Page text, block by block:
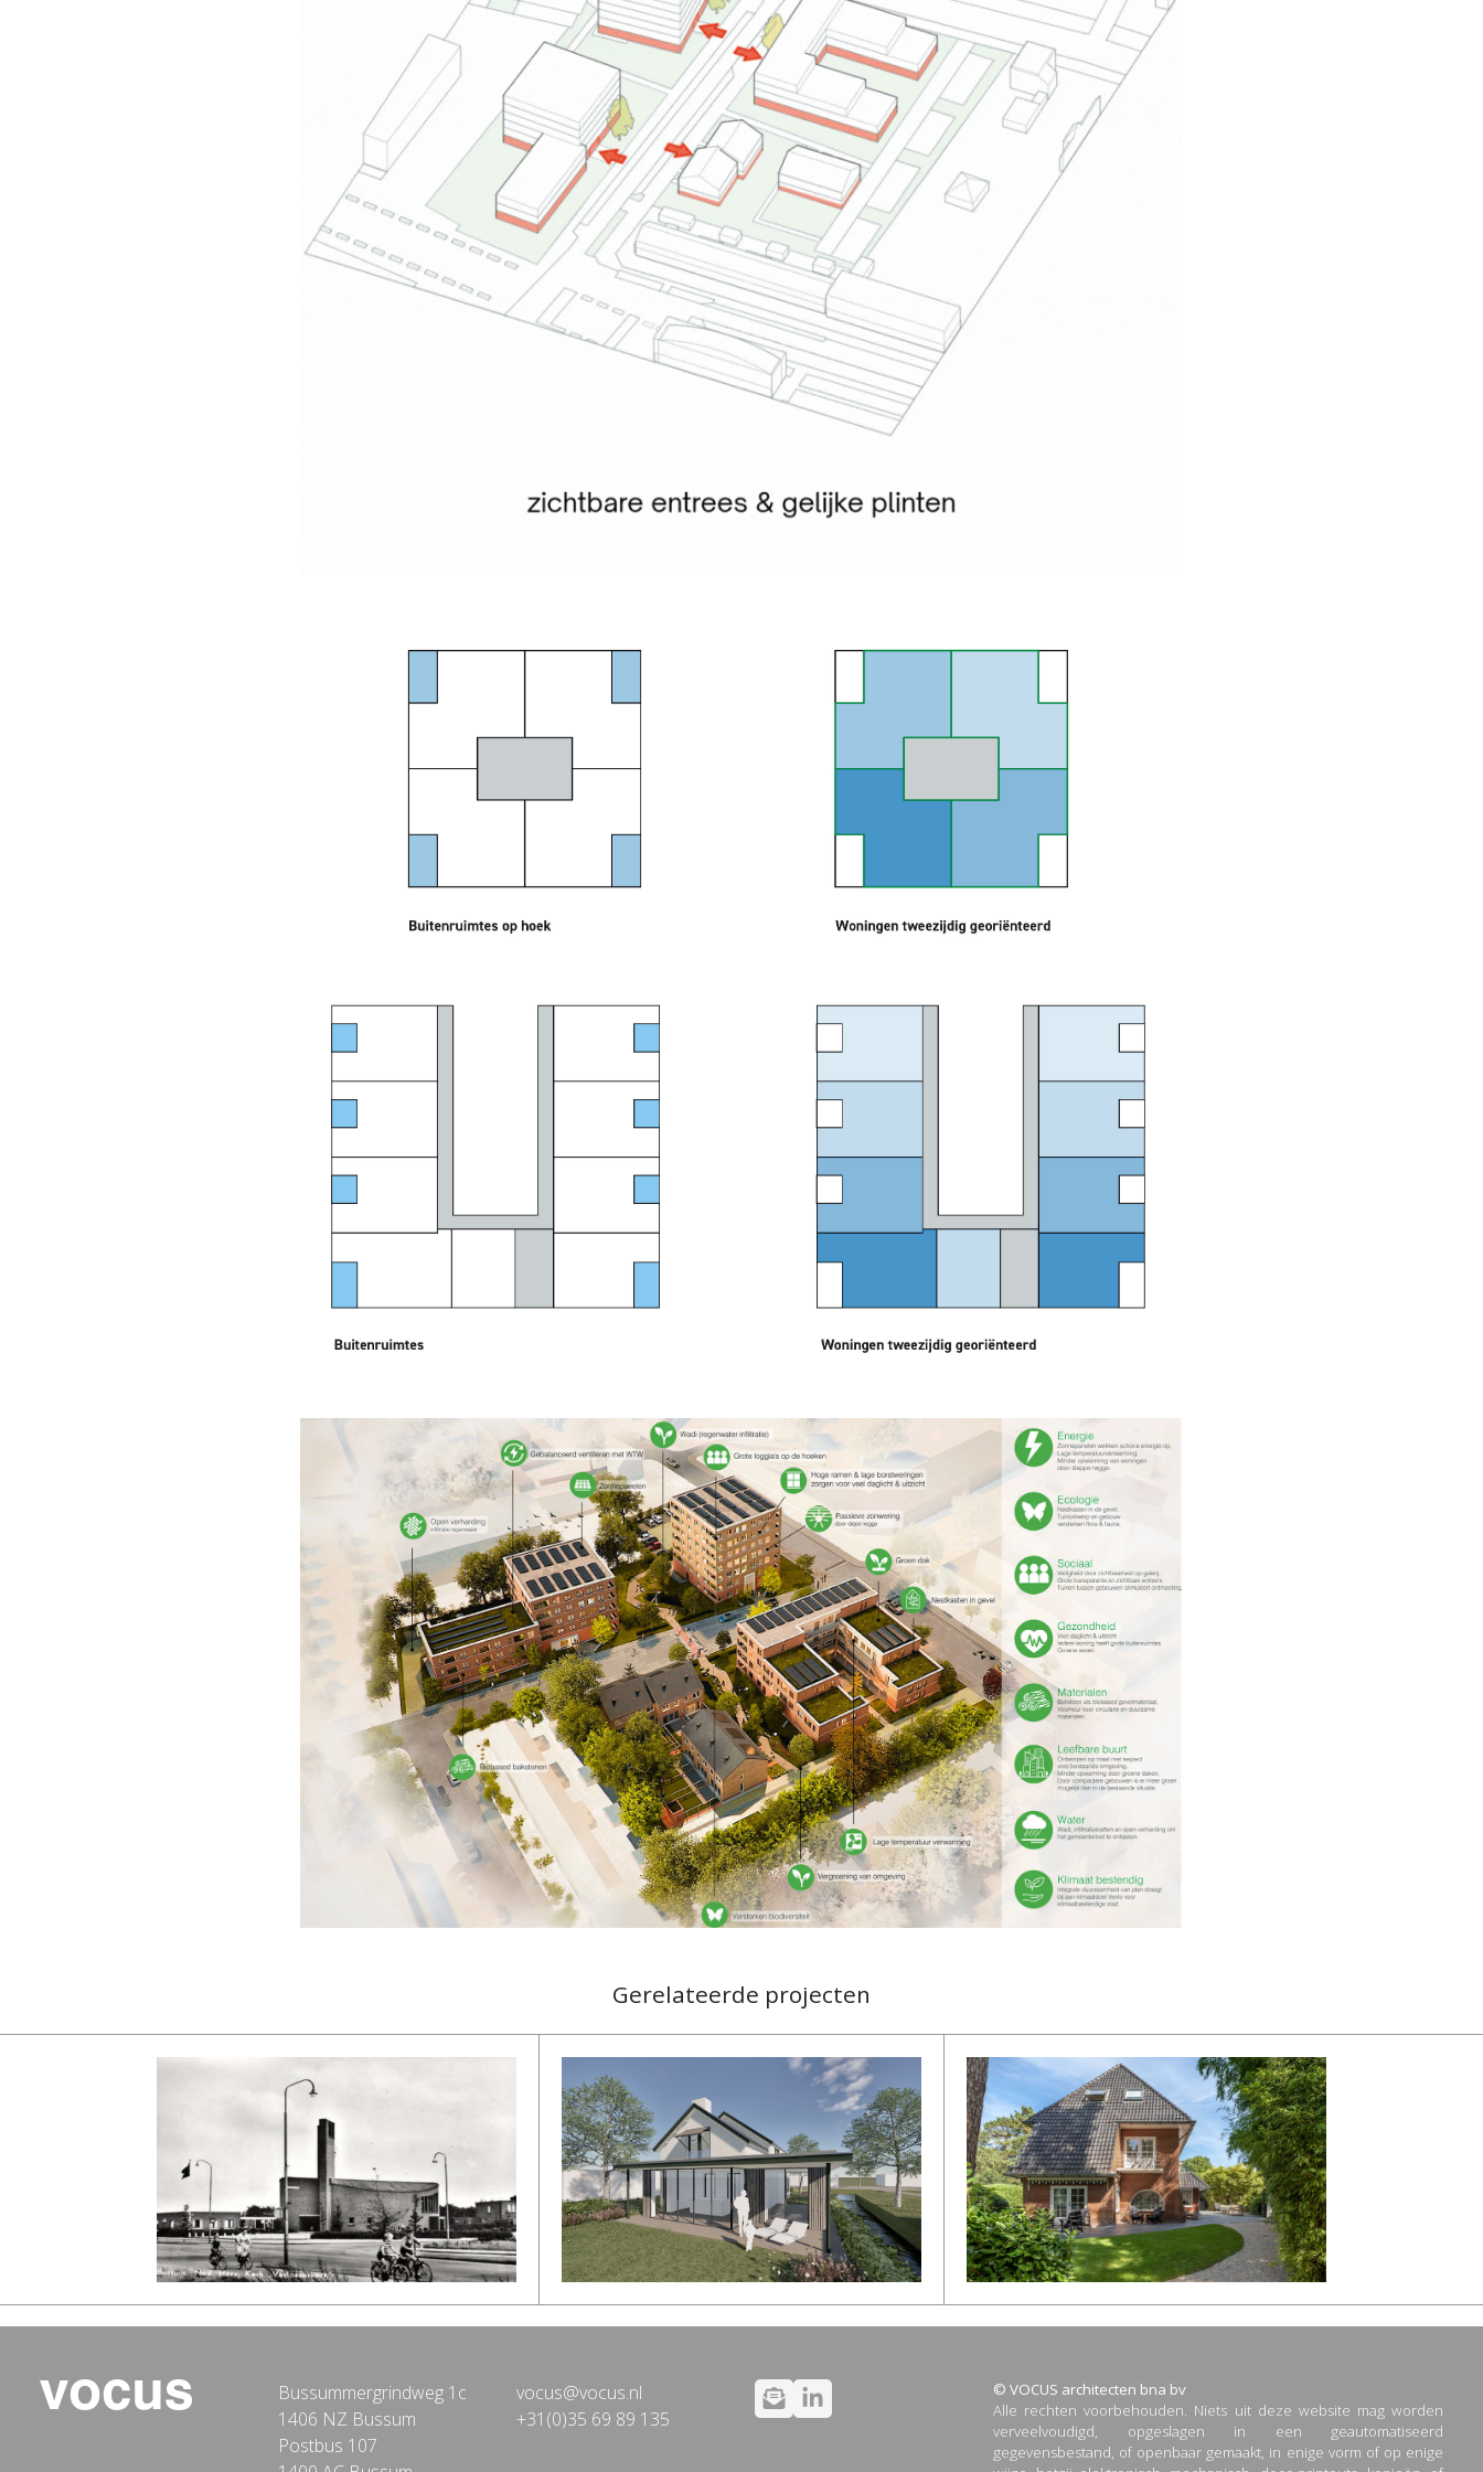
Gerelateerde projecten
Bussummergrindweg 1c
1406 NZ Bussum
Postbus 107
vocus@vocus.nl
+31(0)35 69 89 135
© VOCUS architecten bna bv
Alle rechten voorbehouden. Niets uit deze website mag worden
verveelvoudigd, opgeslagen in een geautomatiseerd
gegevensbestand, of openbaar gemaakt, in enige vorm of op enige